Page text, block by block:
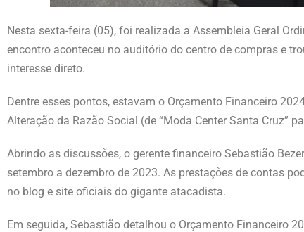
Nesta sexta-feira (05), foi realizada a Assembleia Geral
encontro aconteceu no auditório do centro de compras e
interesse direto.
Dentre esses pontos, estavam o Orçamento Financeiro
Alteração da Razão Social (de “Moda Center Santa Cruz”
Abrindo as discussões, o gerente financeiro Sebastião
setembro a dezembro de 2023. As prestações de contas
no blog e site oficiais do gigante atacadista.
Em seguida, Sebastião detalhou o Orçamento Financeiro